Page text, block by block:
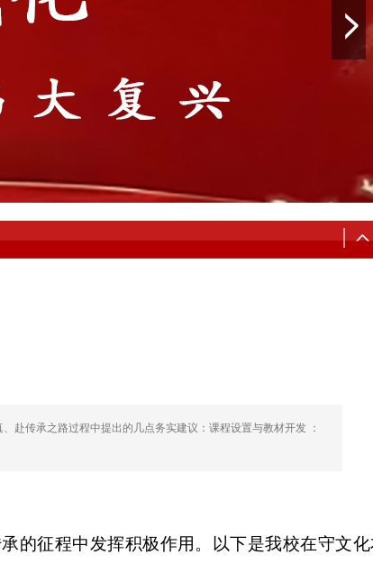
赴传承之路过程中提出的几点务实建议：课程设置与教材开发 ：
的征程中发挥积极作用。以下是我校在守文